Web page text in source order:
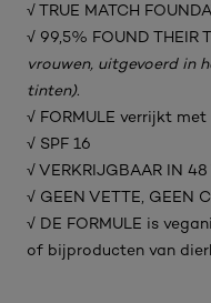
√ TRUE MATCH
√ 99,5% FOUND THEIR
vrouwen, uitgevoerd in
tinten).
√ FORMULE verrijkt met
√ SPF 16
√ VERKRIJGBAAR IN 48
√ GEEN VETTE, GEEN
√ DE FORMULE is
of bijproducten van